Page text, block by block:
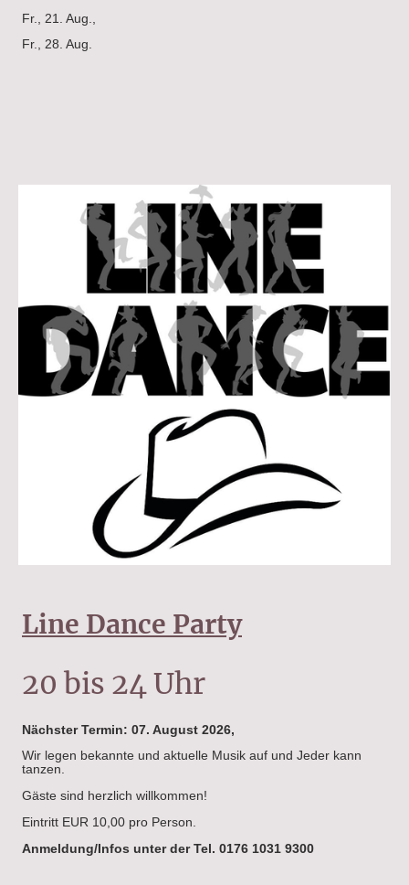
Fr., 21. Aug.,
Fr., 28. Aug.
Line Dance Party
20 bis 24 Uhr
Nächster Termin: 07. August 2026,
Wir legen bekannte und aktuelle Musik auf und Jeder kann
tanzen.
Gäste sind herzlich willkommen!
Eintritt EUR 10,00 pro Person.
Anmeldung/Infos unter der Tel. 0176 1031 9300